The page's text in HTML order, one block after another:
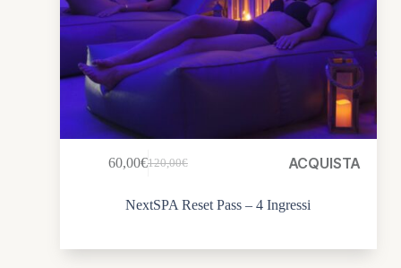
120,00€
60,00€ ACQUISTA
NextSPA Reset Pass – 4 Ingressi